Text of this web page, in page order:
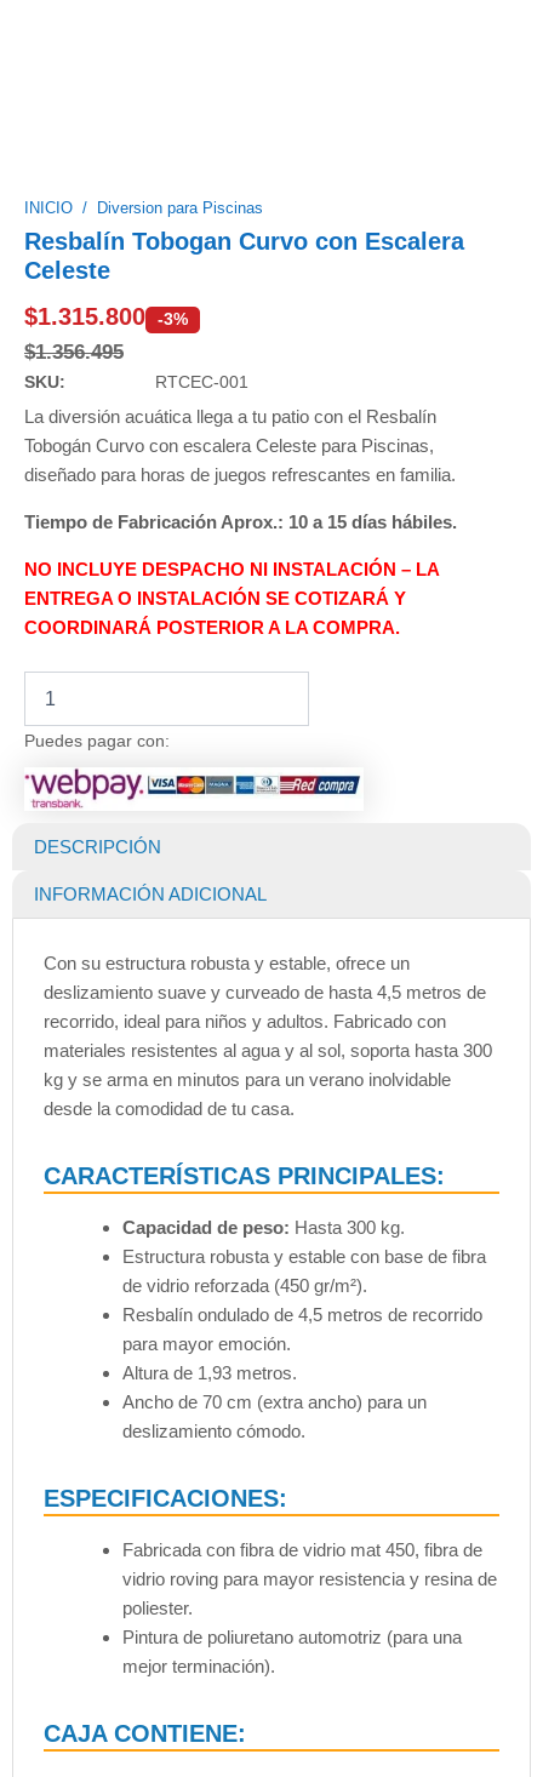
INICIO/ Diversion para Piscinas
Resbalín Tobogan Curvo con Escalera
Celeste
$1.315.800 -3%
$1.356.495
SKU: RTCEC-001
La diversión acuática llega a tu patio con el Resbalín
Tobogán Curvo con escalera Celeste para Piscinas,
diseñado para horas de juegos refrescantes en familia.
Tiempo de Fabricación Aprox.: 10 a 15 días hábiles.
NO INCLUYE DESPACHO NI INSTALACIÓN – LA
ENTREGA O INSTALACIÓN SE COTIZARÁ Y
COORDINARÁ POSTERIOR A LA COMPRA.
Tobogan
Curvo
Escalera
Celeste
Puedes pagar con:
DESCRIPCIÓN
INFORMACIÓN ADICIONAL
Con su estructura robusta y estable, ofrece un
deslizamiento suave y curveado de hasta 4,5 metros de
recorrido, ideal para niños y adultos. Fabricado con
materiales resistentes al agua y al sol, soporta hasta 300
kg y se arma en minutos para un verano inolvidable
desde la comodidad de tu casa.
CARACTERÍSTICAS PRINCIPALES:
Capacidad de peso: Hasta 300 kg.
Estructura robusta y estable con base de fibra
de vidrio reforzada (450 gr/m²).
Resbalín ondulado de 4,5 metros de recorrido
para mayor emoción.
Altura de 1,93 metros.
Ancho de 70 cm (extra ancho) para un
deslizamiento cómodo.
ESPECIFICACIONES:
Fabricada con fibra de vidrio mat 450, fibra de
vidrio roving para mayor resistencia y resina de
poliester.
Pintura de poliuretano automotriz (para una
mejor terminación).
CAJA CONTIENE: